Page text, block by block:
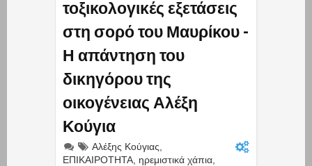
τοξικολογικές εξετάσεις
στη σορό του Μαυρίκου -
Η απάντηση του
δικηγόρου της
οικογένειας Αλέξη
Κούγια
Αλέξης Κούγιας
ΕΠΙΚΑΙΡΟΤΗΤΑ ηρεμιστικά χάπια